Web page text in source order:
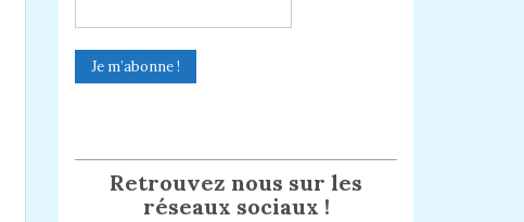
Retrouvez nous sur les
réseaux sociaux !